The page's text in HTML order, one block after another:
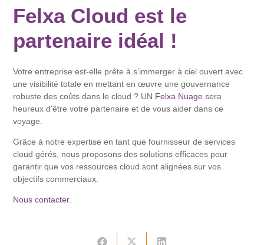
Felxa Cloud est le
partenaire idéal !
Votre entreprise est-elle prête à s'immerger à ciel ouvert avec
une visibilité totale en mettant en œuvre une gouvernance
robuste des coûts dans le cloud ? UN Felxa Nuagesera
heureux d'être votre partenaire et de vous aider dans ce
voyage.
Grâce à notre expertise en tant que fournisseur de services
cloud gérés, nous proposons des solutions efficaces pour
garantir que vos ressources cloud sont alignées sur vos
objectifs commerciaux.
Nous contacter.